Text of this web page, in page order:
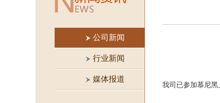
公司新闻
行业新闻
媒体报道
我司已参加慕尼